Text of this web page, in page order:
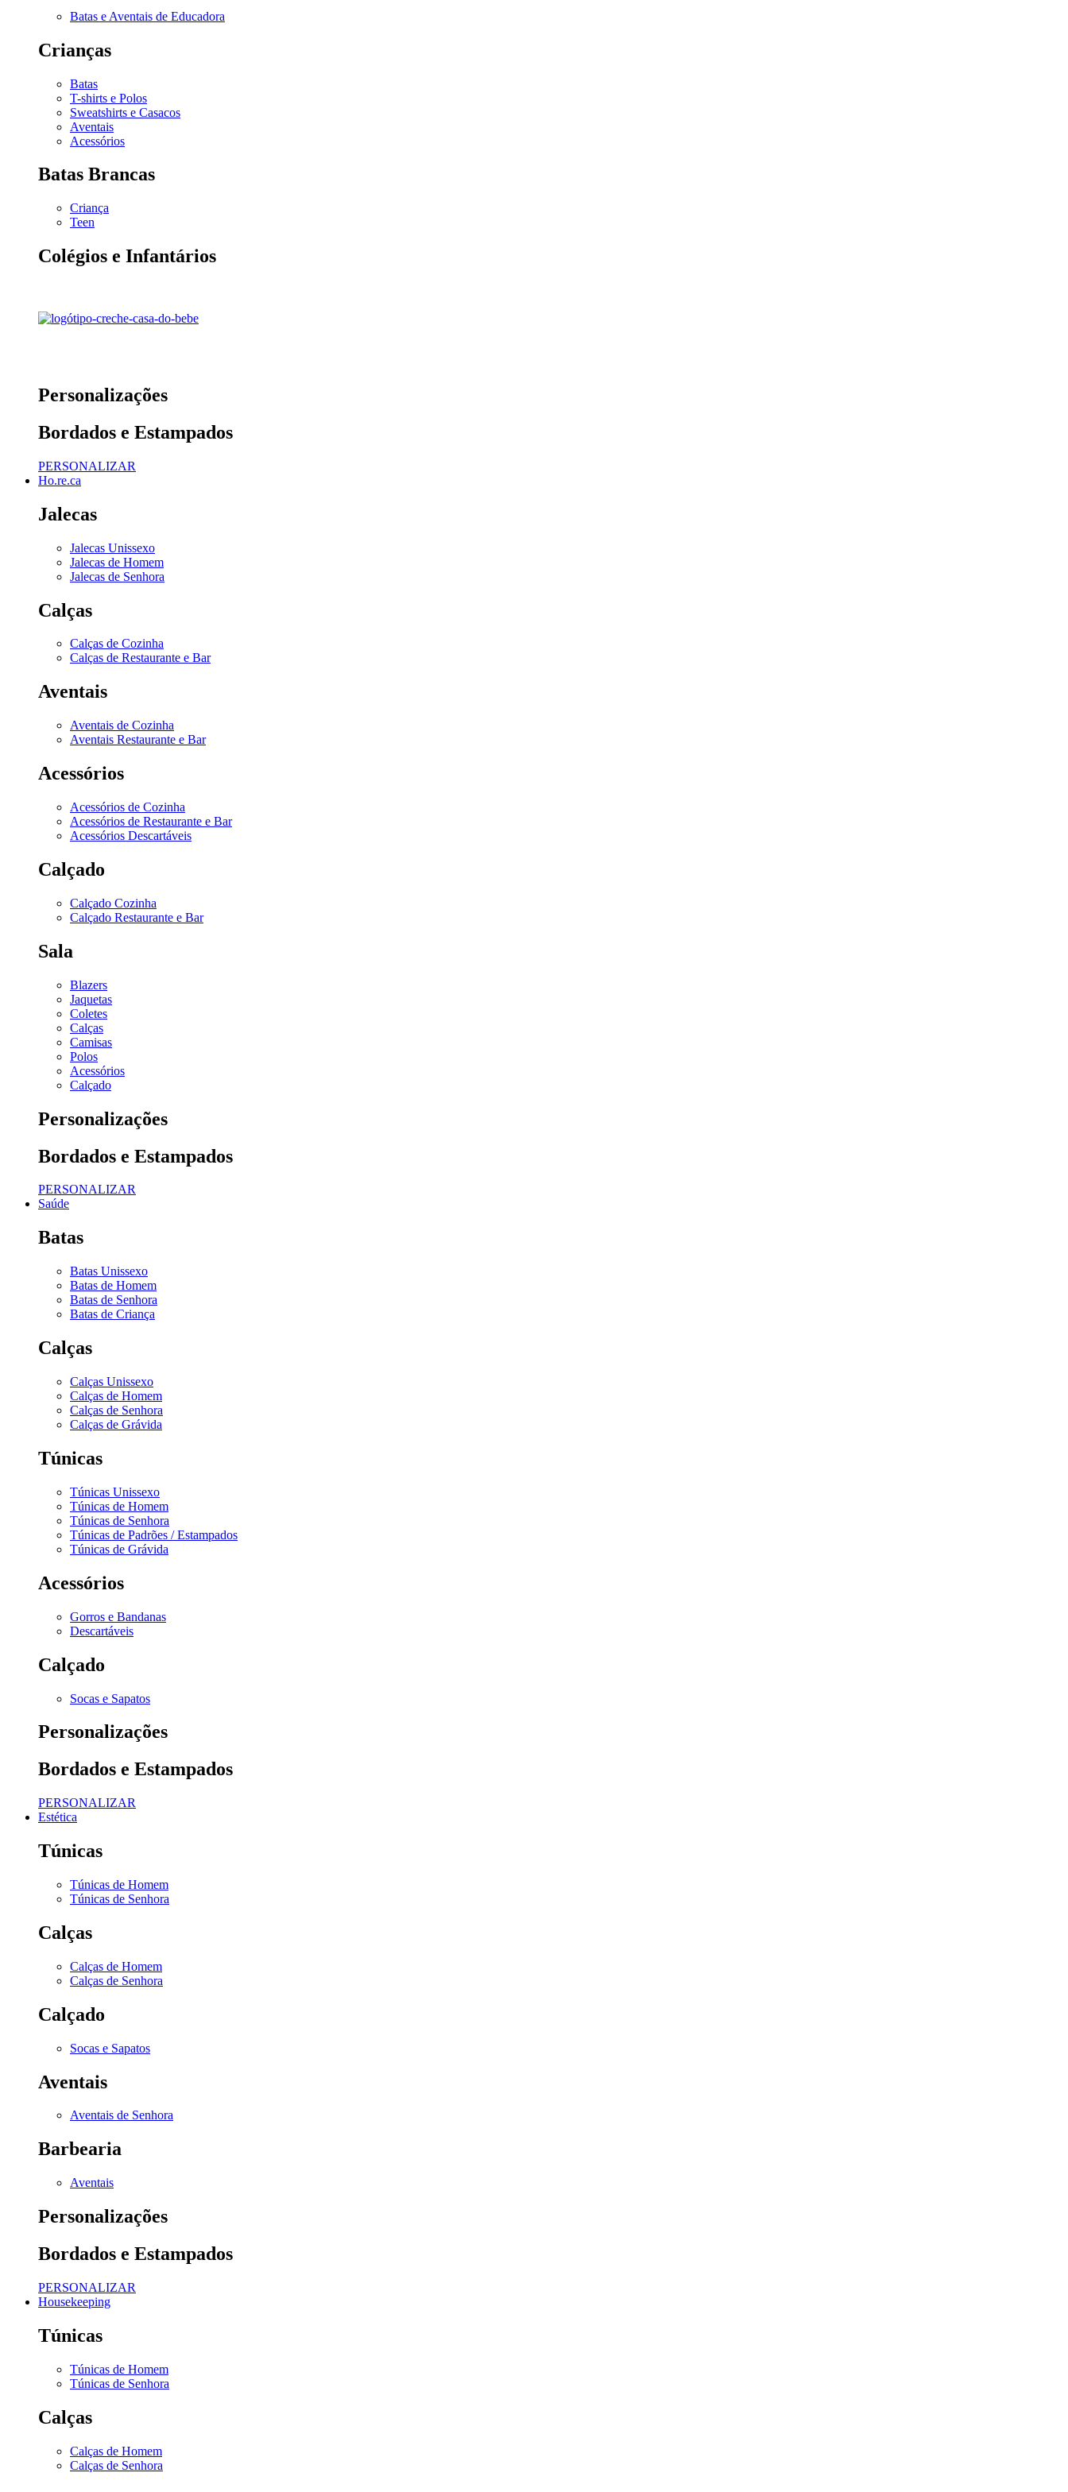
Batas e Aventais de Educadora
Crianças
Batas
T-shirts e Polos
Sweatshirts e Casacos
Aventais
Acessórios
Batas Brancas
Criança
Teen
Colégios e Infantários
Personalizações
Bordados e Estampados
PERSONALIZAR
Ho.re.ca
Jalecas
Jalecas Unissexo
Jalecas de Homem
Jalecas de Senhora
Calças
Calças de Cozinha
Calças de Restaurante e Bar
Aventais
Aventais de Cozinha
Aventais Restaurante e Bar
Acessórios
Acessórios de Cozinha
Acessórios de Restaurante e Bar
Acessórios Descartáveis
Calçado
Calçado Cozinha
Calçado Restaurante e Bar
Sala
Blazers
Jaquetas
Coletes
Calças
Camisas
Polos
Acessórios
Calçado
Personalizações
Bordados e Estampados
PERSONALIZAR
Saúde
Batas
Batas Unissexo
Batas de Homem
Batas de Senhora
Batas de Criança
Calças
Calças Unissexo
Calças de Homem
Calças de Senhora
Calças de Grávida
Túnicas
Túnicas Unissexo
Túnicas de Homem
Túnicas de Senhora
Túnicas de Padrões / Estampados
Túnicas de Grávida
Acessórios
Gorros e Bandanas
Descartáveis
Calçado
Socas e Sapatos
Personalizações
Bordados e Estampados
PERSONALIZAR
Estética
Túnicas
Túnicas de Homem
Túnicas de Senhora
Calças
Calças de Homem
Calças de Senhora
Calçado
Socas e Sapatos
Aventais
Aventais de Senhora
Barbearia
Aventais
Personalizações
Bordados e Estampados
PERSONALIZAR
Housekeeping
Túnicas
Túnicas de Homem
Túnicas de Senhora
Calças
Calças de Homem
Calças de Senhora